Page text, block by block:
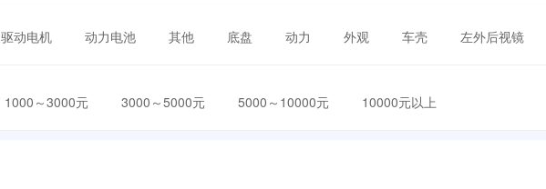
驱动电机 动力电池 其他 底盘 动力 外观 车壳 左外后视镜
1000～3000元 3000～5000元 5000～10000元 10000元以上